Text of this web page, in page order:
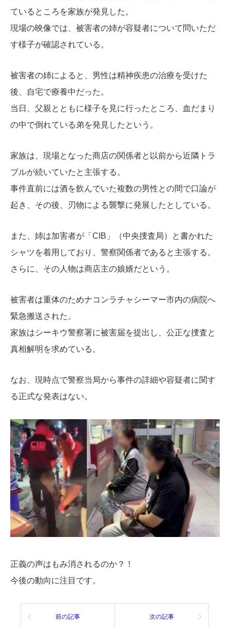
ているところを家族が発見した。
現場の映像では、被害者の姉が容疑者について問いただ
す様子が確認されている。
被害者の姉によると、男性は精神疾患の治療を受けた
後、自宅で療養中だった。
当日、父親とともに様子を見に行ったところ、血だまり
の中で倒れている弟を発見したという。
家族は、現場となった商店の関係者と以前から近隣トラ
ブルが続いていたと主張する。
事件直前には酒を飲んでいた複数の男性との間で口論が
起き、その後、刃物による襲撃に発展したとしている。
また、姉は加害者が「CIB」（中央捜査局）と書かれた
シャツを着用しており、警察関係者であると主張する。
さらに、その人物は商店主の娘婿だという。
被害者は重体のためナコンラチャシーマー市内の病院へ
緊急搬送された。
家族はシーキウ警察署に被害届を提出し、公正な捜査と
真相解明を求めている。
なお、現時点で警察当局から事件の詳細や容疑者に関す
る正式な発表はない。
正義の声はもみ消されるのか？！
今後の動向に注目です。
前の記事 次の記事